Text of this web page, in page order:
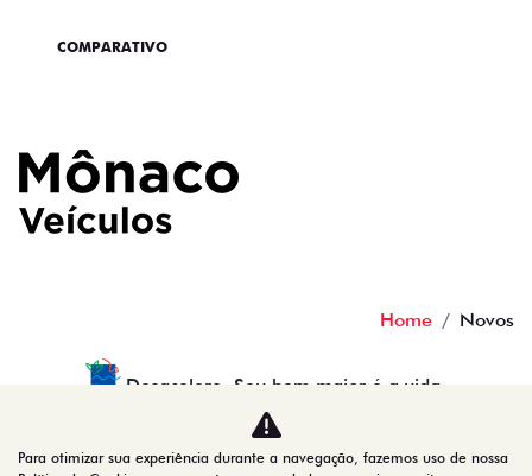
COMPARATIVO
Home Novos
Desacelere. Seu bem maior é a vida.
Para otimizar sua experiência durante a navegação, fazemos uso de nossa